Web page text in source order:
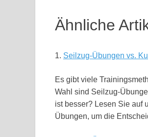
Ähnliche
1. Seilzug-Übungen vs.
Es gibt viele
Wahl sind Seilzug-
ist besser? Lesen Sie auf
Übungen, um die